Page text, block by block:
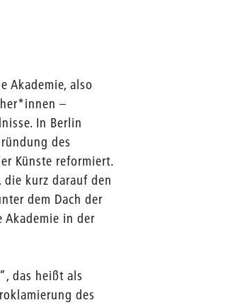
Akademie, also
–
In Berlin
des
Künste reformiert.
kurz darauf den
dem Dach der
Akademie in der
das heißt als
des